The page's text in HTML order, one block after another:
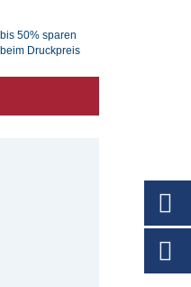
bis 50% sparen
beim Druckpreis